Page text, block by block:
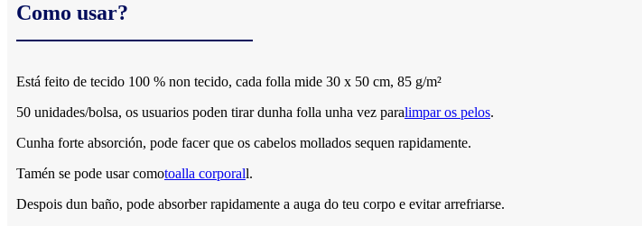
Como usar?
Está feito de tecido 100 % non tecido, cada folla mide 30 x 50 cm, 85 g/m²
50 unidades/bolsa, os usuarios poden tirar dunha folla unha vez paralimpar os pelos.
Cunha forte absorción, pode facer que os cabelos mollados sequen rapidamente.
Tamén se pode usar comotoalla corporall.
Despois dun baño, pode absorber rapidamente a auga do teu corpo e evitar arrefriarse.